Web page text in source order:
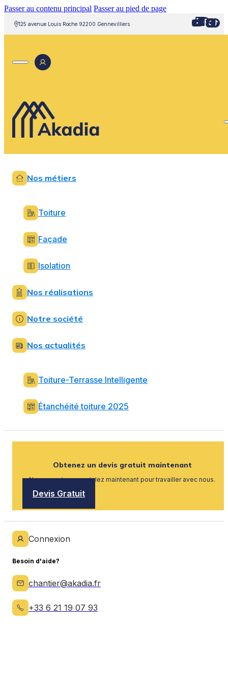
Passer au contenu principal Passer au pied de page
125 avenue Louis Roche 92200 Gennevilliers
Nos métiers
Toiture
Façade
Isolation
Nos réalisations
Notre société
Nos actualités
Toiture-Terrasse Intelligente
Étanchéité toiture 2025
Obtenez un devis gratuit maintenant
Nous recrutons, postulez maintenant pour travailler avec nous.
Devis Gratuit
Connexion
Besoin d'aide?
chantier@akadia.fr
+33 6 21 19 07 93